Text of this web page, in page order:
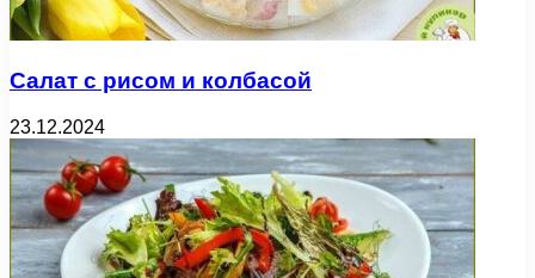
Салат с рисом и колбасой
23.12.2024